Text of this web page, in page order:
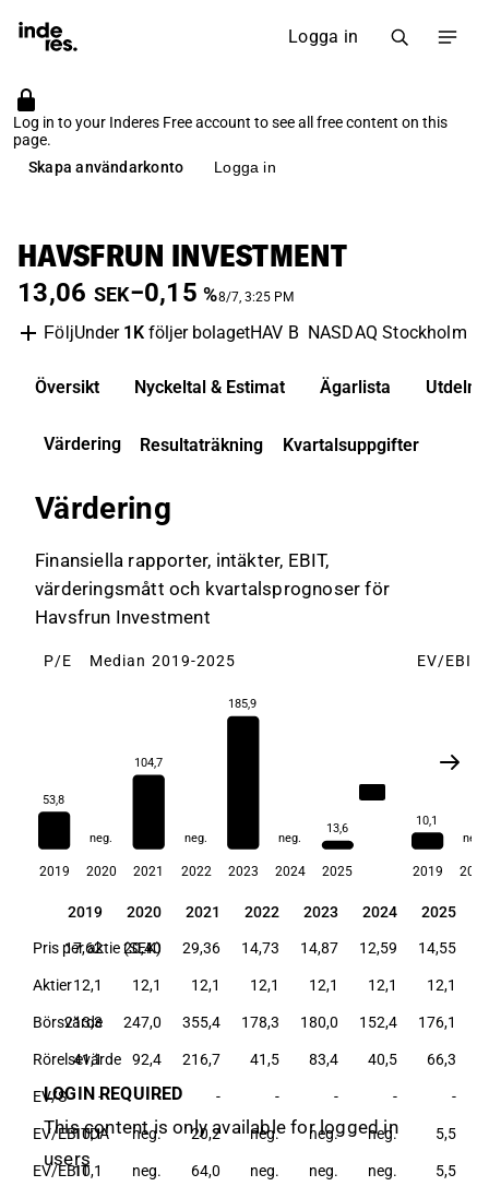
Logga in
Log in to your Inderes Free account to see all free content on this
page.
Skapa användarkonto
Logga in
HAVSFRUN INVESTMENT
13,06 SEK−0,15 %8/7, 3:25 PM
FöljUnder 1K följer bolagetHAV B NASDAQ Stockholm
Översikt Nyckeltal & Estimat Ägarlista
Värdering Resultaträkning Kvartalsuppgifter
Värdering
Finansiella rapporter, intäkter, EBIT,
värderingsmått och kvartalsprognoser för
Havsfrun Investment
P/E Median 2019-2025
53,8
neg.
104,7
neg.
185,9
neg.
13,6
2019 2020 2021 2022 2023 2024 2025
EV/EBIT
10,1
neg.
2019 2020
2019 2020 2021 2022 2023 2024 2025
2019 2020 2021 2022 2023 2024 2025
Pris per aktie (SEK)
17,62 20,40 29,36 14,73 14,87 12,59 14,55
Aktier12,1 12,1 12,1 12,1 12,1 12,1 12,1
Börsvärde
213,3 247,0 355,4 178,3 180,0 152,4 176,1
Rörelsevärde
41,1 92,4 216,7 41,5 83,4 40,5 66,3
EV/S - - - - - - -
EV/EBITDA
10,1 neg. 20,2 neg. neg. neg. 5,5
EV/EBIT
10,1 neg. 64,0 neg. neg. neg. 5,5
LOGIN REQUIRED
This content is only available for logged in
users